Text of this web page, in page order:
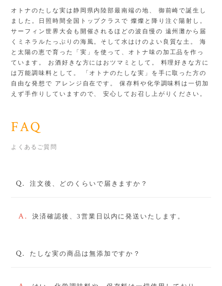
オトナのたしな実は静岡県内陸部最南端の地、 御前崎で誕生し
ました。日照時間全国トップクラスで 燦燦と降り注ぐ陽射し。
サーフィン世界大会も開催されるほどの波自慢の 遠州灘から届
くミネラルたっぷりの海風。そして水はけのよい良質な土。 海
と太陽の恵で育った「実」を使って、オトナ味の加工品を作っ
ています。 お酒好きな方にはおツマミとして。 料理好きな方に
は万能調味料として。 「オトナのたしな実」を手に取った方の
自由な発想で アレンジ自在です。 保存料や化学調味料は一切加
えず手作りしていますので、 安心してお召し上がりください。
FAQ
よくあるご質問
Q. 注文後、どのくらいで届きますか？
A. 決済確認後、3営業日以内に発送いたします。
Q. たしな実の商品は無添加ですか？